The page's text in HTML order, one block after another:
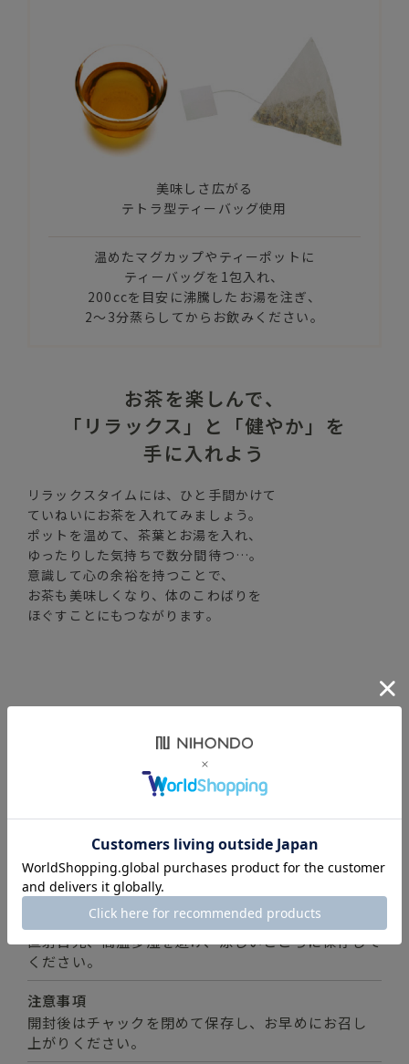
美味しさ広がる
テトラ型ティーバッグ使用
温めたマグカップやティーポットに
ティーバッグを1包入れ、
200ccを目安に沸騰したお湯を注ぎ、
2～3分蒸らしてからお飲みください。
お茶を楽しんで、
「リラックス」と「健やか」を
手に入れよう
リラックスタイムには、ひと手間かけて
ていねいにお茶を入れてみましょう。
ポットを温めて、茶葉とお湯を入れ、
ゆったりした気持ちで数分間待つ…。
意識して心の余裕を持つことで、
お茶も美味しくなり、体のこわばりを
ほぐすことにもつながります。
商品詳細
ハトムギ（タイ）、ハブ茶、ハスの葉、烏龍茶、山
査子
直射日光、高温多湿を避け、涼しいところに保存して
ください。
注意事項
開封後はチャックを閉めて保存し、お早めにお召し
上がりください。